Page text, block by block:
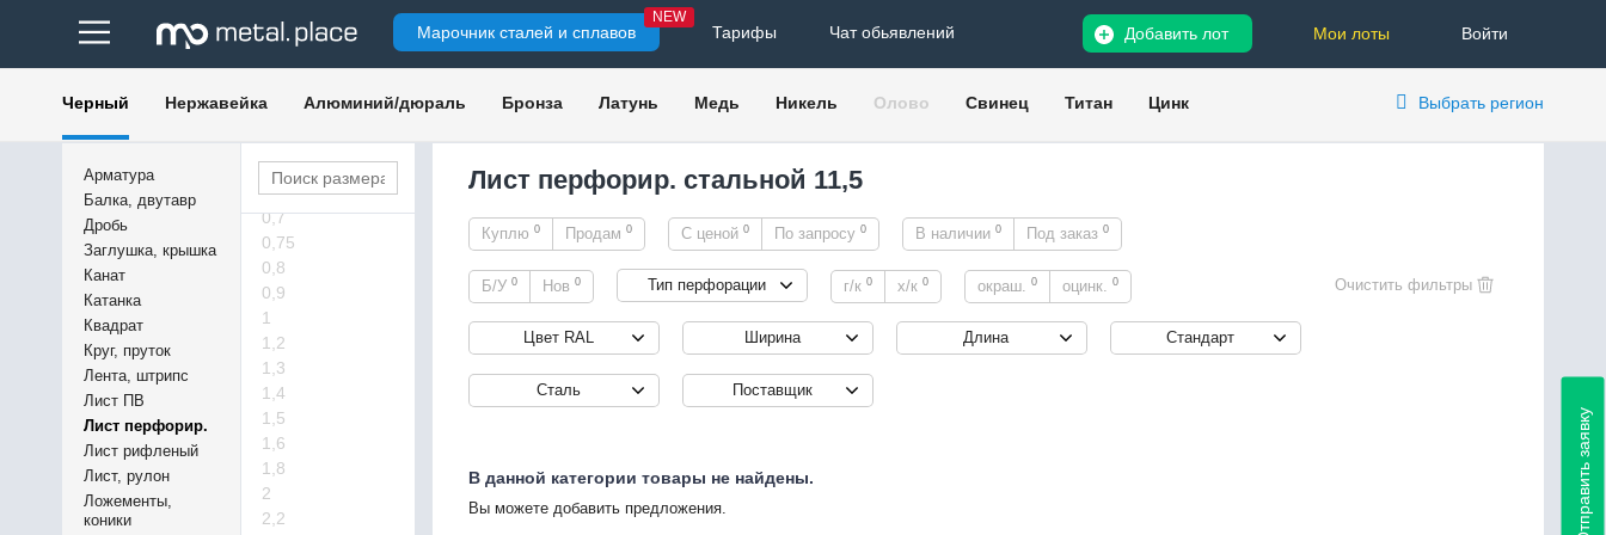
Марочник сталей и сплавов
NEW
Тарифы Чат обьявлений Войти
Мои лоты
Добавить лот
Черный Нержавейка Алюминий/дюраль Бронза Латунь Медь Никель Олово Свинец Титан Цинк Выбрать регион
Арматура
Балка, двутавр
Дробь
Заглушка, крышка
Канат
Катанка
Квадрат
Круг, пруток
Лента, штрипс
Лист ПВ
Лист перфорир.
Лист рифленый
Лист, рулон
Ложементы,
коники
0,5
0,6
0,63
0,65
0,7
0,75
0,8
0,9
1
1,2
1,3
1,4
1,5
1,6
1,8
2
2,2
Лист перфорир. стальной 11,5
Куплю 0 Продам 0 С ценой 0 По запросу 0 В наличии 0 Под заказ 0
Б/У 0 Нов 0 Тип перфорации г/к 0 х/к 0 окраш. 0 оцинк. 0
Цвет RAL Ширина Длина Стандарт
Сталь Поставщик
В данной категории товары не найдены.
Вы можете добавить предложения. Отправить заявку